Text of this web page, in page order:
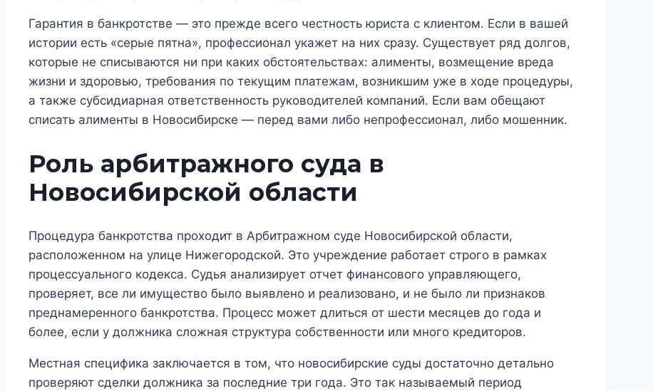
Гарантия в банкротстве — это прежде всего честность юриста с клиентом. Если в вашей
истории есть «серые пятна», профессионал укажет на них сразу. Существует ряд долгов,
которые не списываются ни при каких обстоятельствах: алименты, возмещение вреда
жизни и здоровью, требования по текущим платежам, возникшим уже в ходе процедуры,
а также субсидиарная ответственность руководителей компаний. Если вам обещают
списать алименты в Новосибирске — перед вами либо непрофессионал, либо мошенник.
Роль арбитражного суда в
Новосибирской области
Процедура банкротства проходит в Арбитражном суде Новосибирской области,
расположенном на улице Нижегородской. Это учреждение работает строго в рамках
процессуального кодекса. Судья анализирует отчет финансового управляющего,
проверяет, все ли имущество было выявлено и реализовано, и не было ли признаков
преднамеренного банкротства. Процесс может длиться от шести месяцев до года и
более, если у должника сложная структура собственности или много кредиторов.
Местная специфика заключается в том, что новосибирские суды достаточно детально
проверяют сделки должника за последние три года. Это так называемый период